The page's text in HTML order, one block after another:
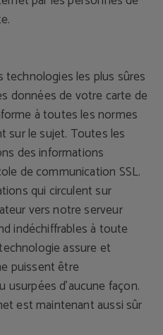
technologies les plus sûres
données de votre carte de
à toutes les normes
sur le sujet. Toutes les
des informations
de communication SSL.
qui circulent sur
vers notre serveur
indéchiffrables à toute
assure et
puissent être
usurpées d'aucune façon.
est maintenant aussi sûr